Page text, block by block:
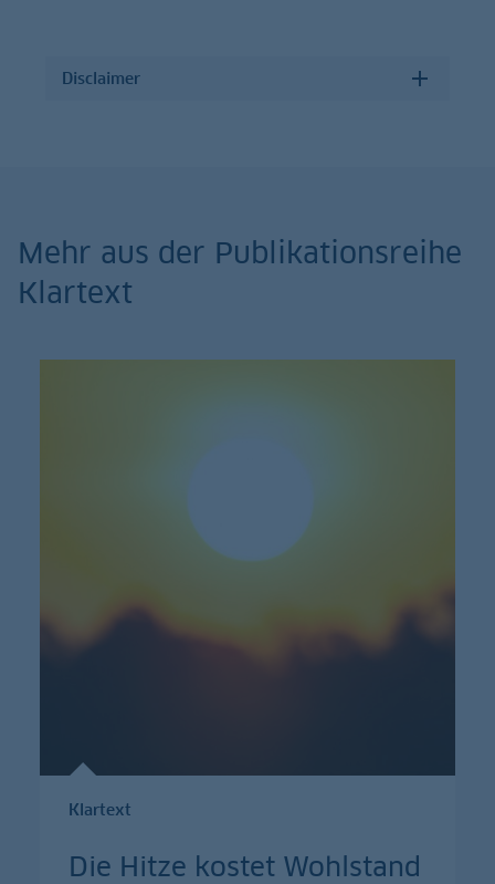
Disclaimer
Mehr aus der Publikationsreihe
Klartext
Klartext
Die Hitze kostet Wohlstand